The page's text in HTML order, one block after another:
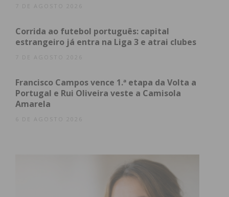
pela conquista de pódios.
Subscreva a newsletter do
Assine nossa newsletter por e-mail e
obtenha de forma regular a informação
Eu li e concordo com os
termos e
7 DE AGOSTO 2026
Corrida ao futebol português: capital
estrangeiro já entra na Liga 3 e atrai clubes
7 DE AGOSTO 2026
Francisco Campos vence 1.ª etapa da Volta a
Portugal e Rui Oliveira veste a Camisola
Amarela
6 DE AGOSTO 2026